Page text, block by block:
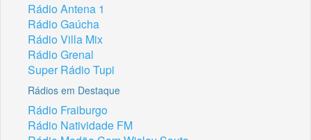
Rádio Antena 1
Rádio Gaúcha
Rádio Villa Mix
Rádio Grenal
Super Rádio Tupi
Rádios em Destaque
Rádio Fraiburgo
Rádio Natividade FM